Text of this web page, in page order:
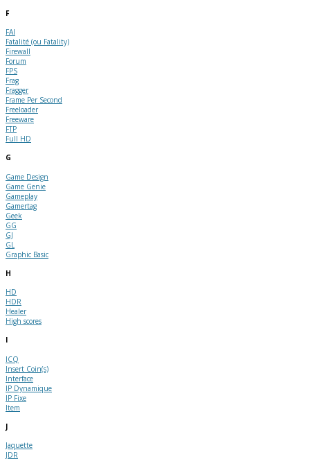
F
FAI
Fatalité (ou Fatality)
Firewall
Forum
FPS
Frag
Fragger
Frame Per Second
Freeloader
Freeware
FTP
Full HD
G
Game Design
Game Genie
Gameplay
Gamertag
Geek
GG
GJ
GL
Graphic Basic
H
HD
HDR
Healer
High scores
I
ICQ
Insert Coin(s)
Interface
IP Dynamique
IP Fixe
Item
J
Jaquette
JDR